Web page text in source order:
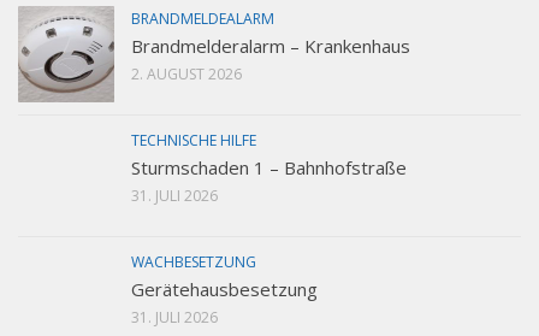
BRANDMELDEALARM
Brandmelderalarm – Krankenhaus
2. AUGUST 2026
TECHNISCHE HILFE
Sturmschaden 1 – Bahnhofstraße
31. JULI 2026
WACHBESETZUNG
Gerätehausbesetzung
31. JULI 2026